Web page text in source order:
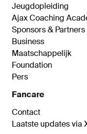
Jeugdopleiding
Ajax Coaching
Sponsors & Partners
Business
Maatschappelijk
Foundation
Pers
Fancare
Contact
Laatste updates via